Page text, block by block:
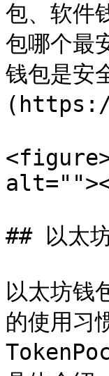
包、软件
包哪个最
钱包是
(https://
## 以太
以太坊钱
的使用习